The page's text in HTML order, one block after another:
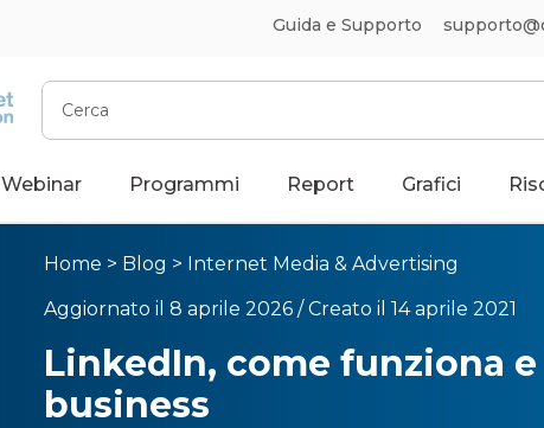
Guida e Supporto
Cerca
Webinar Programmi Report Grafici
Home > Blog > Internet Media & Advertising
Aggiornato il 8 aprile 2026 / Creato il 14 aprile 2021
LinkedIn, come funziona
business